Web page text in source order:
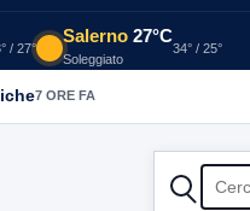
/ 27°
Salerno 27°C
Soleggiato
34° / 25°
7 ORE FA
CERCA